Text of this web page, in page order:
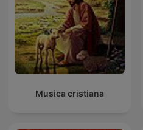
Musica cristiana